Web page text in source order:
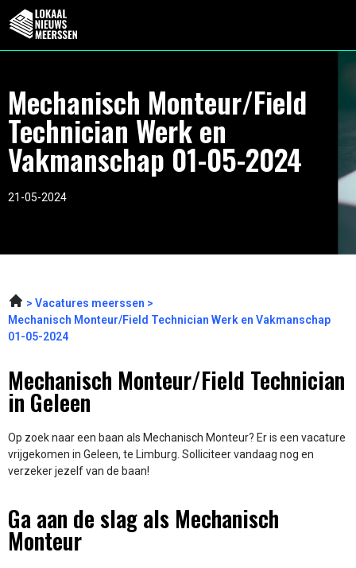
Mechanisch Monteur/Field
Technician Werk en
Vakmanschap 01-05-2024
21-05-2024
Vacatures meerssen
Mechanisch Monteur/Field Technician Werk en Vakmanschap
01-05-2024
Mechanisch Monteur/Field Technician
in Geleen
Op zoek naar een baan als Mechanisch Monteur? Er is een vacature
vrijgekomen in Geleen, te Limburg. Solliciteer vandaag nog en
verzeker jezelf van de baan!
Ga aan de slag als Mechanisch
Monteur